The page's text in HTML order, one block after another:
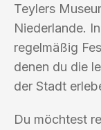
Teylers
Niederlande.
regelmäßig
denen du die
der Stadt
Du möchtest